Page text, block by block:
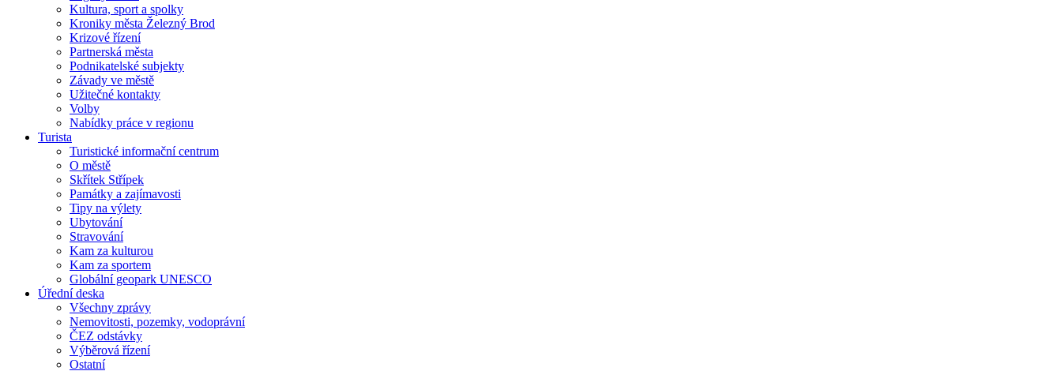
Kultura, sport a spolky
Kroniky města Železný Brod
Krizové řízení
Partnerská města
Podnikatelské subjekty
Závady ve městě
Užitečné kontakty
Volby
Nabídky práce v regionu
Turista
Turistické informační centrum
O městě
Skřítek Střípek
Památky a zajímavosti
Tipy na výlety
Ubytování
Stravování
Kam za kulturou
Kam za sportem
Globální geopark UNESCO
Úřední deska
Všechny zprávy
Nemovitosti, pozemky, vodoprávní
ČEZ odstávky
Výběrová řízení
Ostatní